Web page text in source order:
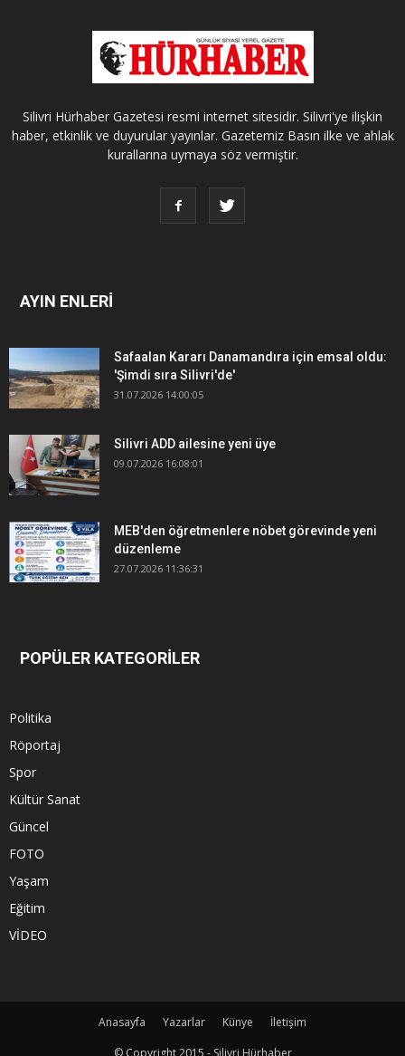
Silivri Hürhaber Gazetesi resmi internet sitesidir. Silivri'ye ilişkin
haber, etkinlik ve duyurular yayınlar. Gazetemiz Basın ilke ve ahlak
kurallarına uymaya söz vermiştir.
AYIN ENLERİ
Safaalan Kararı Danamandıra için emsal oldu:
'Şimdi sıra Silivri'de'
31.07.2026 14:00:05
Silivri ADD ailesine yeni üye
09.07.2026 16:08:01
MEB'den öğretmenlere nöbet görevinde yeni
düzenleme
27.07.2026 11:36:31
POPÜLER KATEGORİLER
Politika
Röportaj
Spor
Kültür Sanat
Güncel
FOTO
Yaşam
Eğitim
VİDEO
Anasayfa Yazarlar Künye
İletişim
© Copyright 2015 - Silivri Hürhaber